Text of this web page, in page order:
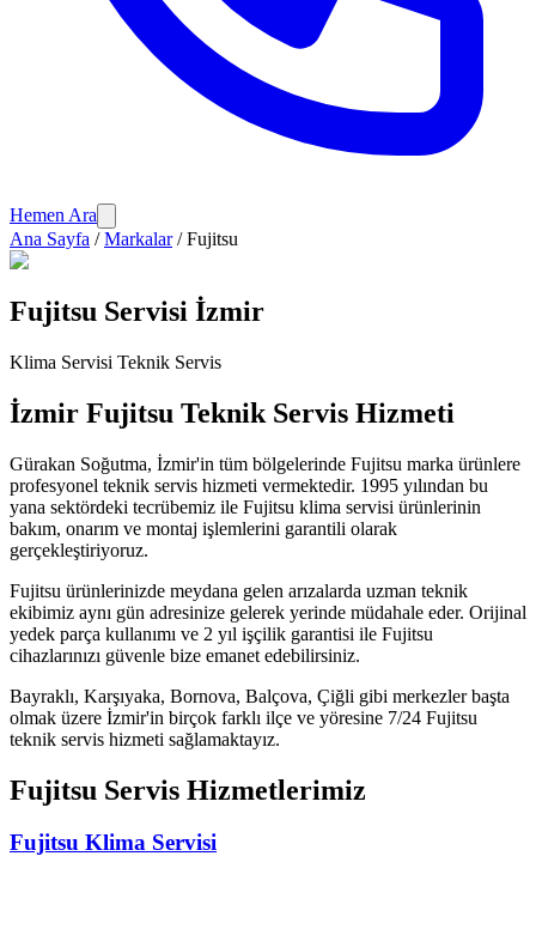
Hemen Ara
Ana Sayfa /Markalar/Fujitsu
Fujitsu Servisi İzmir
Klima Servisi Teknik Servis
İzmir Fujitsu Teknik Servis Hizmeti
Gürakan Soğutma, İzmir'in tüm bölgelerinde Fujitsu marka ürünlere
profesyonel teknik servis hizmeti vermektedir. 1995 yılından bu
yana sektördeki tecrübemiz ile Fujitsu klima servisi ürünlerinin
bakım, onarım ve montaj işlemlerini garantili olarak
gerçekleştiriyoruz.
Fujitsu ürünlerinizde meydana gelen arızalarda uzman teknik
ekibimiz aynı gün adresinize gelerek yerinde müdahale eder. Orijinal
yedek parça kullanımı ve 2 yıl işçilik garantisi ile Fujitsu
cihazlarınızı güvenle bize emanet edebilirsiniz.
Bayraklı, Karşıyaka, Bornova, Balçova, Çiğli gibi merkezler başta
olmak üzere İzmir'in birçok farklı ilçe ve yöresine 7/24 Fujitsu
teknik servis hizmeti sağlamaktayız.
Fujitsu Servis Hizmetlerimiz
Fujitsu Klima Servisi